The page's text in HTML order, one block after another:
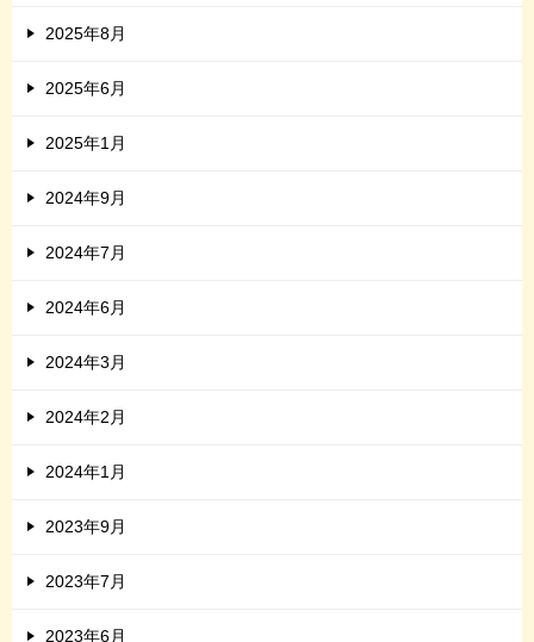
2025年8月
2025年6月
2025年1月
2024年9月
2024年7月
2024年6月
2024年3月
2024年2月
2024年1月
2023年9月
2023年7月
2023年6月